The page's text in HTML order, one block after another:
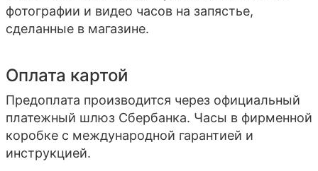
фотографии и видео часов на запястье,
сделанные в магазине.
Оплата картой
Предоплата производится через официальный
платежный шлюз Сбербанка. Часы в фирменной
коробке с международной гарантией и
инструкцией.